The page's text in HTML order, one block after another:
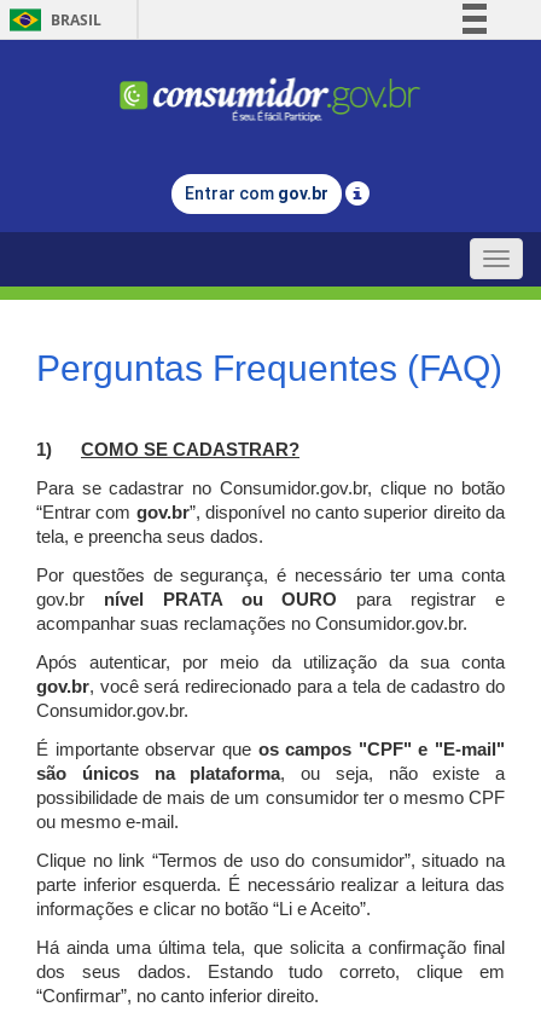
BRASIL
Comunica BR
Legislação
Entrar com gov.br
Toggle
Perguntas Frequentes (FAQ)
1) COMO SE CADASTRAR?
Para se cadastrar no Consumidor.gov.br, clique no botão
“Entrar com gov.br”, disponível no canto superior direito da
tela, e preencha seus dados.
Por questões de segurança, é necessário ter uma conta
gov.br nível PRATA ou OURO para registrar e
acompanhar suas reclamações no Consumidor.gov.br.
Após autenticar, por meio da utilização da sua conta
gov.br, você será redirecionado para a tela de cadastro do
Consumidor.gov.br.
É importante observar que os campos "CPF" e "E-mail"
são únicos na plataforma, ou seja, não existe a
possibilidade de mais de um consumidor ter o mesmo CPF
ou mesmo e-mail.
Clique no link “Termos de uso do consumidor”, situado na
parte inferior esquerda. É necessário realizar a leitura das
informações e clicar no botão “Li e Aceito”.
Há ainda uma última tela, que solicita a confirmação final
dos seus dados. Estando tudo correto, clique em
“Confirmar”, no canto inferior direito.